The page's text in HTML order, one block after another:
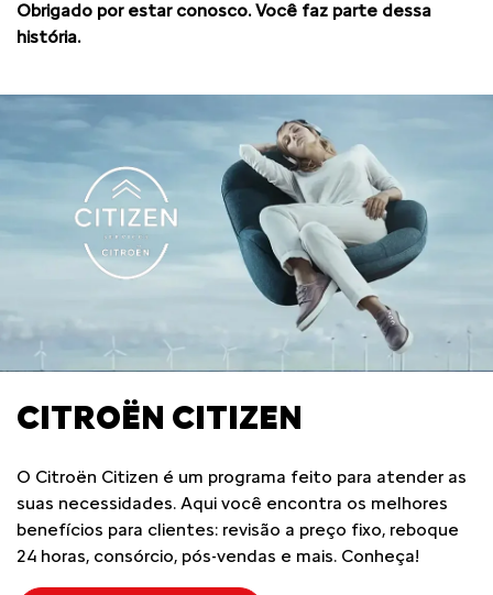
Obrigado por estar conosco. Você faz parte dessa
história.
CITROËN CITIZEN
O Citroën Citizen é um programa feito para atender as
suas necessidades. Aqui você encontra os melhores
benefícios para clientes: revisão a preço fixo, reboque
24 horas, consórcio, pós-vendas e mais. Conheça!